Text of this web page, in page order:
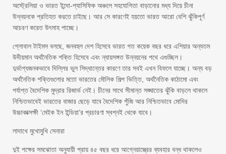
অস্ট্রেলিয়া ও ভারত ইন্দো-প্যাসিফিক অঞ্চলে সহযোগিতা বাড়ানোর মধ্য দিয়ে চীনা
উন্নয়নকে প্রতিহত করতে চাইছে। আর সে কারণেই হয়তো ভারত আরো বেশি ঝুঁকিপূর্ণ
আচরণ করেত উৎসাহ পাচ্ছে।
গ্লোবাল টাইমস বলছে, জনবহুল দেশ হিসেবে ভারত গত কয়েক বছর ধরে এশিয়ার অন্যতম
উদীয়মান অর্থনৈতিক শক্তি হিসেবে এবং ন্যায়সঙ্গত উন্নয়নের পথে এগুচ্ছিল।
দুর্ভাগ্যজনকভাবে দিল্লির ভুল সিদ্ধান্তের কারণে তার সবই এখন বিফলে যাচ্ছে। অন্য বড়
অর্থনৈতিক শক্তিগুলোর মতো ভারতের মৌলিক শিল্প ভিত্তি, অর্থনৈতিক কাঠামো এবং
পর্যাপ্ত বৈদেশিক মুদ্রার রিজার্ভ নেই। চীনের সাথে সীমান্ত সঙ্ঘাতের ঝুঁকি বাড়লে থাকলে
নিশ্চিতভাবেই ভারতের বাজার ছেড়ে যাবে বৈদেশিক পুঁজি আর নিশ্চিতভাবে মোদির
উচ্চাকাক্সক্ষী ‘মেইক ইন ইন্ডিয়া’র প্রচারণা স্বপ্নই থেকে যাবে।
লাদাখে মুখোমুখি সেনারা
দুই পক্ষের সমঝোতা অনুযায়ী প্রায় ৪৫ বছর ধরে আগ্নেয়াস্ত্রের ব্যবহার বন্ধ থাকলেও